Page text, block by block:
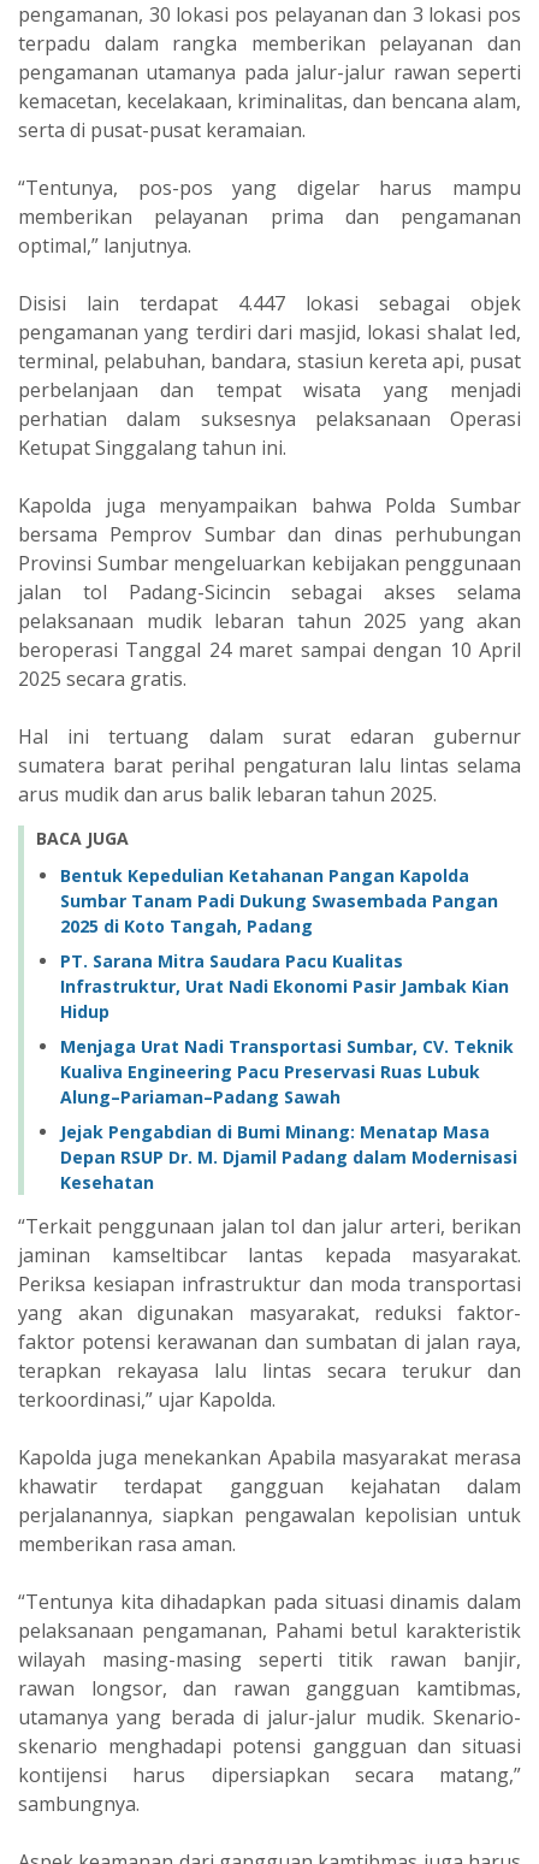
pengamanan, 30 lokasi pos pelayanan dan 3 lokasi pos
terpadu dalam rangka memberikan pelayanan dan
pengamanan utamanya pada jalur-jalur rawan seperti
kemacetan, kecelakaan, kriminalitas, dan bencana alam,
serta di pusat-pusat keramaian.
“Tentunya, pos-pos yang digelar harus mampu
memberikan pelayanan prima dan pengamanan
optimal,” lanjutnya.
Disisi lain terdapat 4.447 lokasi sebagai objek
pengamanan yang terdiri dari masjid, lokasi shalat Ied,
terminal, pelabuhan, bandara, stasiun kereta api, pusat
perbelanjaan dan tempat wisata yang menjadi
perhatian dalam suksesnya pelaksanaan Operasi
Ketupat Singgalang tahun ini.
Kapolda juga menyampaikan bahwa Polda Sumbar
bersama Pemprov Sumbar dan dinas perhubungan
Provinsi Sumbar mengeluarkan kebijakan penggunaan
jalan tol Padang-Sicincin sebagai akses selama
pelaksanaan mudik lebaran tahun 2025 yang akan
beroperasi Tanggal 24 maret sampai dengan 10 April
2025 secara gratis.
Hal ini tertuang dalam surat edaran gubernur
sumatera barat perihal pengaturan lalu lintas selama
arus mudik dan arus balik lebaran tahun 2025.
BACA JUGA
Bentuk Kepedulian Ketahanan Pangan Kapolda
Sumbar Tanam Padi Dukung Swasembada Pangan
2025 di Koto Tangah, Padang
PT. Sarana Mitra Saudara Pacu Kualitas
Infrastruktur, Urat Nadi Ekonomi Pasir Jambak Kian
Hidup
Menjaga Urat Nadi Transportasi Sumbar, CV. Teknik
Kualiva Engineering Pacu Preservasi Ruas Lubuk
Alung–Pariaman–Padang Sawah
Jejak Pengabdian di Bumi Minang: Menatap Masa
Depan RSUP Dr. M. Djamil Padang dalam Modernisasi
Kesehatan
“Terkait penggunaan jalan tol dan jalur arteri, berikan
jaminan kamseltibcar lantas kepada masyarakat.
Periksa kesiapan infrastruktur dan moda transportasi
yang akan digunakan masyarakat, reduksi faktor-
faktor potensi kerawanan dan sumbatan di jalan raya,
terapkan rekayasa lalu lintas secara terukur dan
terkoordinasi,” ujar Kapolda.
Kapolda juga menekankan Apabila masyarakat merasa
khawatir terdapat gangguan kejahatan dalam
perjalanannya, siapkan pengawalan kepolisian untuk
memberikan rasa aman.
“Tentunya kita dihadapkan pada situasi dinamis dalam
pelaksanaan pengamanan, Pahami betul karakteristik
wilayah masing-masing seperti titik rawan banjir,
rawan longsor, dan rawan gangguan kamtibmas,
utamanya yang berada di jalur-jalur mudik. Skenario-
skenario menghadapi potensi gangguan dan situasi
kontijensi harus dipersiapkan secara matang,”
sambungnya.